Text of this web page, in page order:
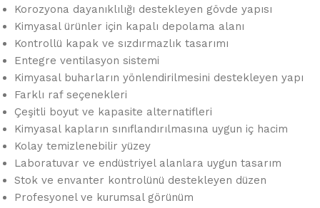
Korozyona dayanıklılığı destekleyen gövde yapısı
Kimyasal ürünler için kapalı depolama alanı
Kontrollü kapak ve sızdırmazlık tasarımı
Entegre ventilasyon sistemi
Kimyasal buharların yönlendirilmesini destekleyen yapı
Farklı raf seçenekleri
Çeşitli boyut ve kapasite alternatifleri
Kimyasal kapların sınıflandırılmasına uygun iç hacim
Kolay temizlenebilir yüzey
Laboratuvar ve endüstriyel alanlara uygun tasarım
Stok ve envanter kontrolünü destekleyen düzen
Profesyonel ve kurumsal görünüm